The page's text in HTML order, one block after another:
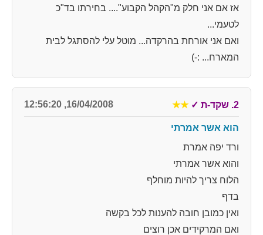
אז אם אני חלק מ"הקהל הקבוע".... בחירתו בד"כ
לטעמי...
ואם אני אורחת בהרקדה... מוטל עלי להסתגל לבית
המארח... :-)
2. שקד-ת ✓
★★
16/04/2008, 12:56:20
הוא אשר אמרתי
ורד יפה אמרת
והוא אשר אמרתי
הלוח צריך להיות מוחלף
בדף
ואין כמובן חובה להענות לכל בקשה
ואם המרקידים אכן רוצים